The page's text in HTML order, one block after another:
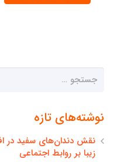
جستجو
نوشته‌های تازه
نقش دندان‌های سفید در
زیبا بر روابط اجتماعی